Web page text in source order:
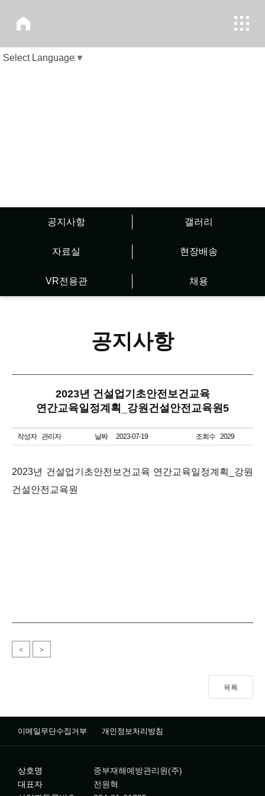
Select Language ▼
공지사항 갤러리
자료실 현장배송
VR전용관 채용
공지사항
2023년 건설업기초안전보건교육
연간교육일정계획_강원건설안전교육원5
작성자 관리자 날짜 2023-07-19 조회수 2029
2023년 건설업기초안전보건교육 연간교육일정계획_강원
건설안전교육원
< >
목록
이메일무단수집거부 개인정보처리방침
상호명
대표자
중부재해예방관리원(주)
전원혁